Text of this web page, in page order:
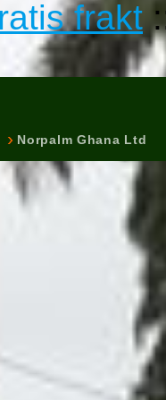
frakt
Norpalm Ghana Ltd